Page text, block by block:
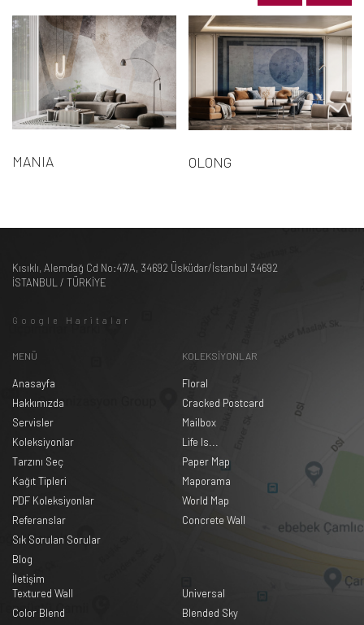
MANIA OLONG
Kısıklı, Alemdağ Cd No:47/A, 34692 Üsküdar/İstanbul 34692
İSTANBUL / TÜRKİYE
Google Haritalar
MENÜ
Anasayfa
Hakkımızda
Servisler
Koleksiyonlar
Tarzını Seç
Kağıt Tipleri
PDF Koleksiyonlar
Referanslar
Sık Sorulan Sorular
Blog
İletişim
KOLEKSİYONLAR
Floral
Cracked Postcard
Mailbox
Life Is...
Paper Map
Maporama
World Map
Concrete Wall
Textured Wall
Color Blend
Universal
Blended Sky